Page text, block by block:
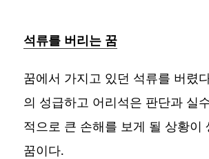
석류를 버리는 꿈
꿈에서 가지고 있던 석류를 버렸
의 성급하고 어리석은 판단과 실
적으로 큰 손해를 보게 될 상황이
꿈이다.